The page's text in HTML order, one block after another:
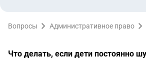
Вопросы Административное право
Что делать, если дети постоянно